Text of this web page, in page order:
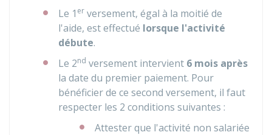
Le 1 er versement, égal à la moitié de
l'aide, est effectué lorsque l'activité
débute.
Le 2nd versement intervient 6 mois après
la date du premier paiement. Pour
bénéficier de ce second versement, il faut
respecter les 2 conditions suivantes :
Attester que l'activité non salariée